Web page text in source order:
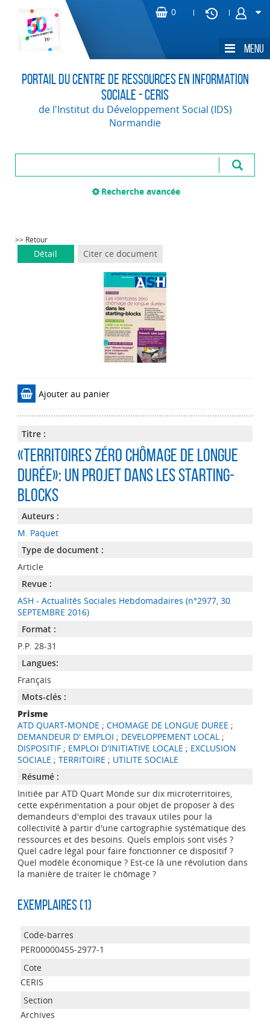
Portail du Centre de Ressources en Information
Sociale - CERIS
de l'Institut du Développement Social (IDS)
Normandie
Recherche avancée
>> Retour
Détail Citer ce document
Ajouter au panier
Titre :
«Territoires zéro chômage de longue
durée»: un projet dans les starting-
blocks
Auteurs :
M. Paquet
Type de document :
Article
Revue :
ASH - Actualités Sociales Hebdomadaires (n°2977, 30
SEPTEMBRE 2016)
Format :
P.P. 28-31
Langues:
Français
Mots-clés :
Prisme
ATD QUART-MONDE ; CHOMAGE DE LONGUE DUREE ;
DEMANDEUR D' EMPLOI ; DEVELOPPEMENT LOCAL;
DISPOSITIF; EMPLOI D'INITIATIVE LOCALE ; EXCLUSION
SOCIALE ; TERRITOIRE ; UTILITE SOCIALE
Résumé :
Initiée par ATD Quart Monde sur dix microterritoires,
cette expérimentation a pour objet de proposer à des
demandeurs d'emploi des travaux utiles pour la
collectivité à partir d'une cartographie systématique des
ressources et des besoins. Quels emplois sont visés ?
Quel cadre légal pour faire fonctionner ce dispositif ?
Quel modèle économique ? Est-ce là une révolution dans
la manière de traiter le chômage ?
Exemplaires (1)
PER00000455-2977-1
CERIS
Archives